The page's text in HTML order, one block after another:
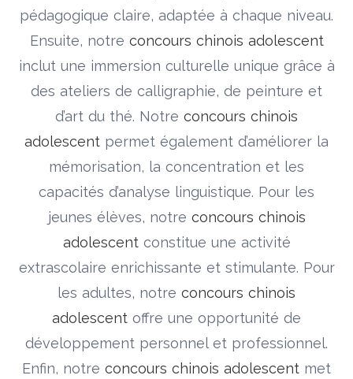
pédagogique claire, adaptée à chaque niveau.
Ensuite, notre concours chinois adolescent
inclut une immersion culturelle unique grâce à
des ateliers de calligraphie, de peinture et
d’art du thé. Notre concours chinois
adolescent permet également d’améliorer la
mémorisation, la concentration et les
capacités d’analyse linguistique. Pour les
jeunes élèves, notre concours chinois
adolescentconstitue une activité
extrascolaire enrichissante et stimulante. Pour
les adultes, notre concours chinois
adolescent offre une opportunité de
développement personnel et professionnel.
Enfin, notre concours chinois adolescent met